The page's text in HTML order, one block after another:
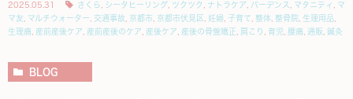
2025.05.31 さくら シータヒーリング ツクツク ナトラケア バーデンス マタニティ
マ
マ友 マルチウォーター 交通事故 京都市 京都市伏見区 妊婦 子育て 整体 整骨院 生理用品
生理痛
産前産後ケア 産前産後のケア 産後ケア 産後の骨盤矯正 肩こり 育児 腰痛 通販 鍼灸
BLOG